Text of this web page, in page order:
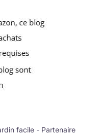
facile - Partenaire